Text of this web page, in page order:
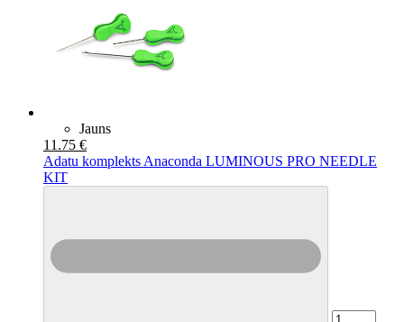
Jauns
11.75 €
Adatu komplekts Anaconda LUMINOUS PRO NEEDLE
KIT